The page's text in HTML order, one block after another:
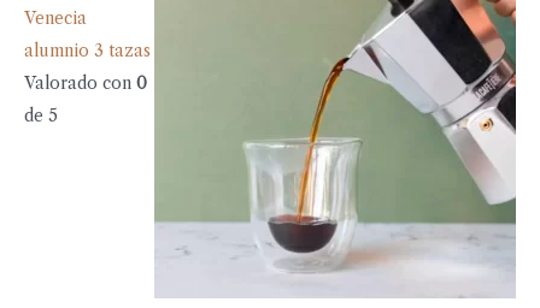
Venecia
alumnio 3 tazas
Valorado con 0
de 5